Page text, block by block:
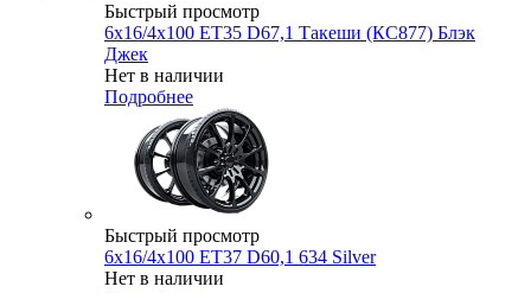
Быстрый просмотр
6x16/4x100 ET35 D67,1 Такеши (КС877) Блэк
Джек
Нет в наличии
Подробнее
Быстрый просмотр
6x16/4x100 ET37 D60,1 634 Silver
Нет в наличии